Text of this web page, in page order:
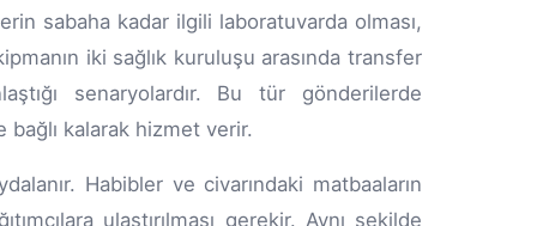
sabaha kadar ilgili laboratuvarda olması,
iki sağlık kuruluşu arasında transfer
senaryolardır. Bu tür gönderilerde
kalarak hizmet verir.
Habibler ve civarındaki matbaaların
ulaştırılması gerekir. Aynı şekilde